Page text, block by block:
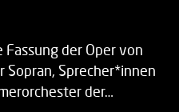
Fassung der Oper von
Sopran, Sprecher*innen
der…